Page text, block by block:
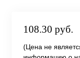
108.30 руб.
(Цена не